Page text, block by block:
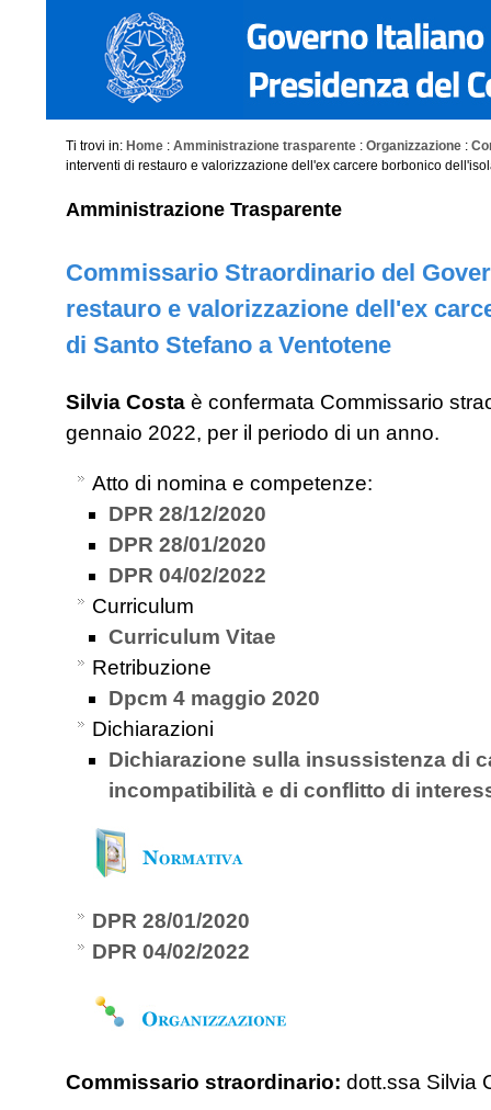
Ti trovi in: Home : Amministrazione trasparente : Organizzazione :
interventi di restauro e valorizzazione dell'ex carcere borbonico
Amministrazione Trasparente
Commissario Straordinario del
restauro e valorizzazione dell'ex
di Santo Stefano a Ventotene
Silvia Costa è confermata Commissario
gennaio 2022, per il periodo di un anno.
Atto di nomina e competenze:
DPR 28/12/2020
DPR 28/01/2020
DPR 04/02/2022
Curriculum
Curriculum Vitae
Retribuzione
Dpcm 4 maggio 2020
Dichiarazioni
Dichiarazione sulla insussistenza di
incompatibilità e di conflitto di
DPR 28/01/2020
DPR 04/02/2022
Commissario straordinario: dott.ssa Silvia